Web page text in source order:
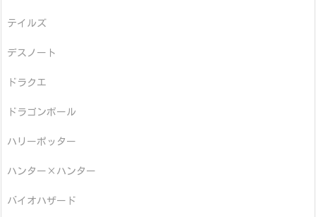
テイルズ
デスノート
ドラクエ
ドラゴンボール
ハリーポッター
ハンター×ハンター
バイオハザード